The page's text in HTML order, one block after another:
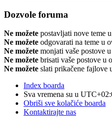
Dozvole foruma
Ne možete postavljati nove teme
Ne možete odgovarati na teme u
Ne možete monjati vaše postove
Ne možete brisati vaše postove u
Ne možete slati prikačene fajlove
Index boarda
Sva vremena su u
Obriši sve kolačiće boarda
Kontaktirajte nas